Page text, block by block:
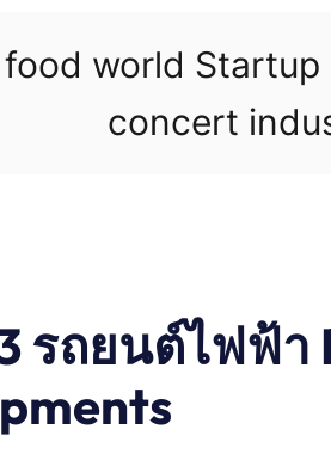
world
concert
รถยนต์ไฟฟ้า